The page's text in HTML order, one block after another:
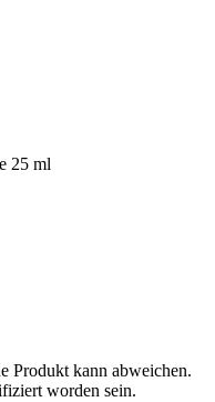
Produkt kann abweichen.
worden sein.